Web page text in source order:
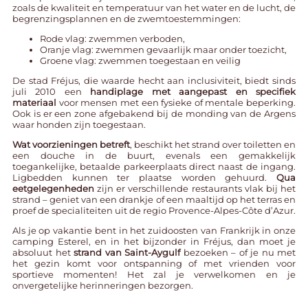
zoals de kwaliteit en temperatuur van het water en de lucht, de
begrenzingsplannen en de zwemtoestemmingen:
Rode vlag: zwemmen verboden,
Oranje vlag: zwemmen gevaarlijk maar onder toezicht,
Groene vlag: zwemmen toegestaan en veilig
De stad Fréjus, die waarde hecht aan inclusiviteit, biedt sinds
juli 2010 een handiplage met aangepast en specifiek
materiaal voor mensen met een fysieke of mentale beperking.
Ook is er een zone afgebakend bij de monding van de Argens
waar honden zijn toegestaan.
Wat voorzieningen betreft, beschikt het strand over toiletten en
een douche in de buurt, evenals een gemakkelijk
toegankelijke, betaalde parkeerplaats direct naast de ingang.
Ligbedden kunnen ter plaatse worden gehuurd. Qua
eetgelegenheden zijn er verschillende restaurants vlak bij het
strand – geniet van een drankje of een maaltijd op het terras en
proef de specialiteiten uit de regio Provence-Alpes-Côte d’Azur.
Als je op vakantie bent in het zuidoosten van Frankrijk in onze
camping Esterel, en in het bijzonder in Fréjus, dan moet je
absoluut het strand van Saint-Aygulfbezoeken – of je nu met
het gezin komt voor ontspanning of met vrienden voor
sportieve momenten! Het zal je verwelkomen en je
onvergetelijke herinneringen bezorgen.